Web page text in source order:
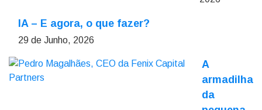
IA – E agora, o que fazer?
29 de Junho, 2026
A
armadilha
da